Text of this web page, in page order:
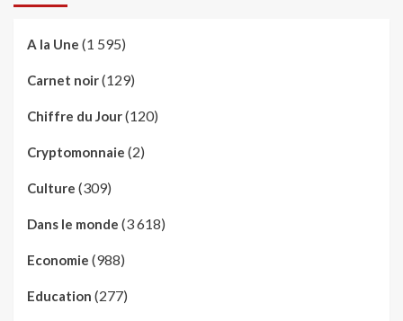
A la Une (1 595)
Carnet noir(129)
Chiffre du Jour(120)
Cryptomonnaie (2)
Culture (309)
Dans le monde (3 618)
Economie (988)
Education (277)